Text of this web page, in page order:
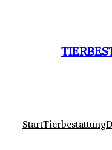
StartTierbestattung